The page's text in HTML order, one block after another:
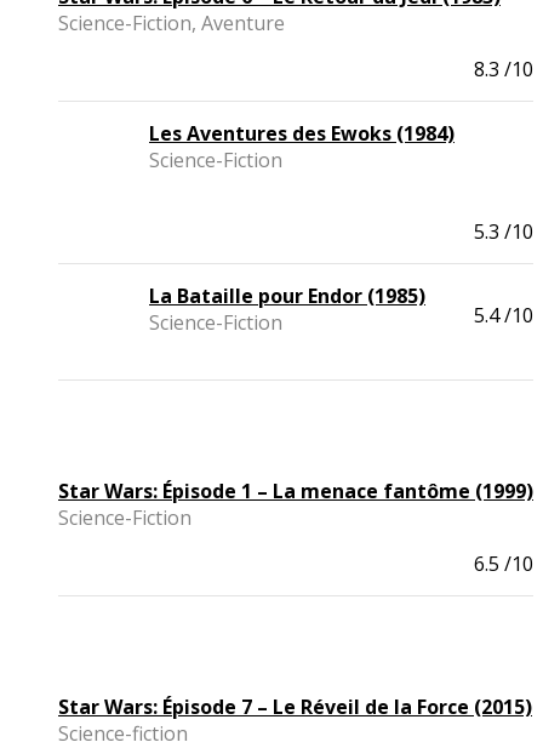
Science-Fiction, Aventure
8.3 /10
Les Aventures des Ewoks (1984)
Science-Fiction
5.3 /10
La Bataille pour Endor (1985)
Science-Fiction
5.4/10
Star Wars: Épisode 1 – La menace fantôme (1999)
Science-Fiction
6.5 /10
Star Wars: Épisode 7 – Le Réveil de la Force (2015)
Science-fiction